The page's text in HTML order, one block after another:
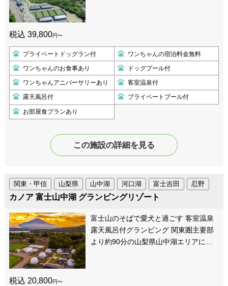
税込 39,800円〜
プライベートドッグラン付 ワンちゃんの宿泊料金無料
ワンちゃんのお食事あり ドッグプール付
ワンちゃんアニバーサリーあり 客室温泉付
露天風呂付 プライベートプール付
お部屋食プランあり
この施設の詳細を見る
富士吉田 忍野
関東・甲信 山梨県 山中湖 河口湖
カノア 富士山中湖 グランピングリゾート
富士山のそばで愛犬と過ごす 客室温泉
露天風呂付グランピング 関東圏主要部
より約90分の山梨県山中湖エリアに…
税込 20,800円〜